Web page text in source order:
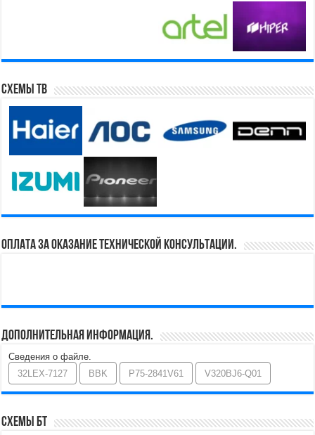
Схемы ТВ
Оплата за оказание технической консультации.
Дополнительная информация.
Сведения о файле.
32LEX-7127
BBK P75-2841V61 V320BJ6-Q01
Схемы БТ